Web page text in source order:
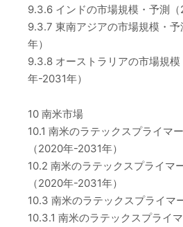
9.3.6 インドの市場規模・予測（
9.3.7 東南アジアの市場規模・
年）
9.3.8 オーストラリアの市場規
年-2031年）
10 南米市場
10.1 南米のラテックスプライマ
（2020年-2031年）
10.2 南米のラテックスプライマ
（2020年-2031年）
10.3 南米のラテックスプライマ
10.3.1 南米のラテックスプライ